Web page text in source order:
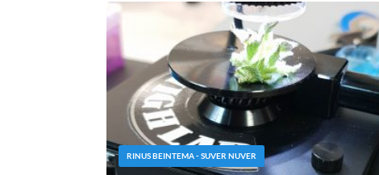
RINUS BEINTEMA - SUVER NUVER